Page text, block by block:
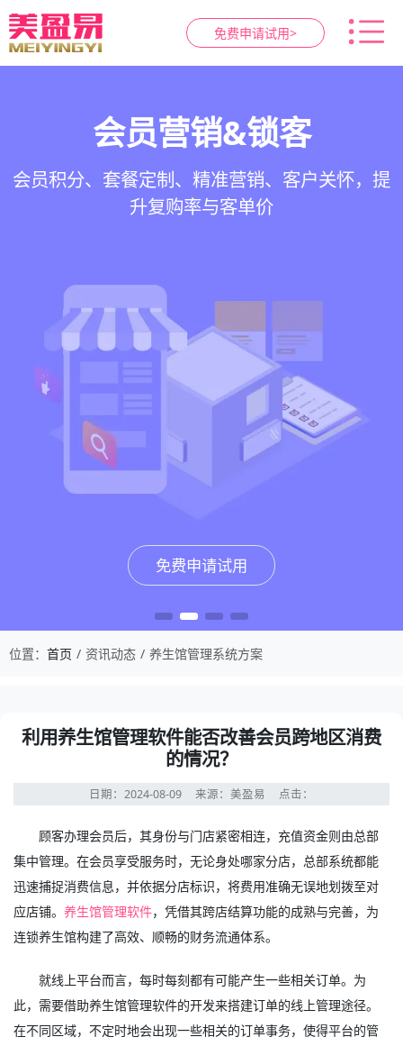
免费申请试用>
智慧养生馆管理系统
一站式解决养生馆预约、服务、会员、财务、营
销全流程数字化管理
免费申请试用
会员营销&锁客
会员积分、套餐定制、精准营销、客户关怀，提
升复购率与客单价
免费申请试用
预约与工位管理
在线预约、智能排班、技师调度、房间/床位状态
一目了然，提升资源利用率
免费申请试用
健康档案与效果追踪
客户体质记录、服务方案执行、效果对比，数据
化展示服务价值
免费申请试用
位置： 首页 资讯动态 养生馆管理系统方案
利用养生馆管理软件能否改善会员跨地区消费
的情况？
日期：2024-08-09 来源：美盈易 点击：
顾客办理会员后，其身份与门店紧密相连，充值资金则由总部
集中管理。在会员享受服务时，无论身处哪家分店，总部系统都能
迅速捕捉消费信息，并依据分店标识，将费用准确无误地划拨至对
应店铺。 养生馆管理软件，凭借其跨店结算功能的成熟与完善，为
连锁养生馆构建了高效、顺畅的财务流通体系。
就线上平台而言，每时每刻都有可能产生一些相关订单。为
此，需要借助养生馆管理软件的开发来搭建订单的线上管理途径。
在不同区域，不定时地会出现一些相关的订单事务，使得平台的管